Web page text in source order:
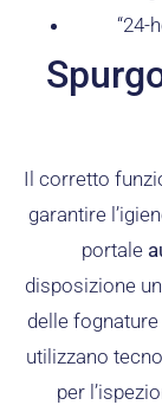
“24-
Il corretto
garantire
portale
disposizione
delle
utilizzano
per